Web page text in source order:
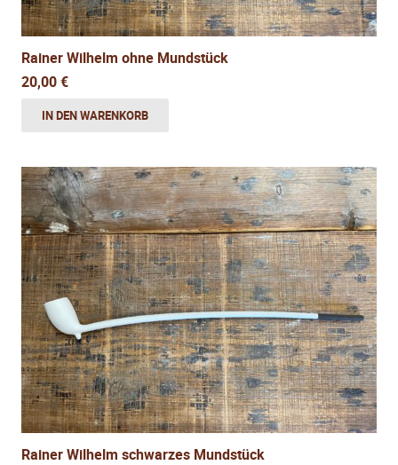
Rainer Wilhelm ohne Mundstück
20,00€
IN DEN WARENKORB
Rainer Wilhelm schwarzes Mundstück